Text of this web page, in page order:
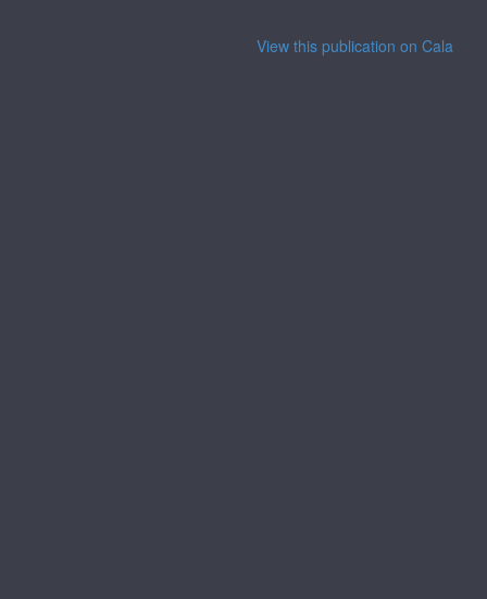
View this publication on Calaméo